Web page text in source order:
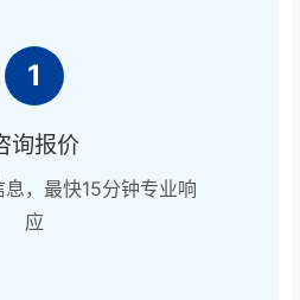
1
询报价
，最快15分钟专业响
应